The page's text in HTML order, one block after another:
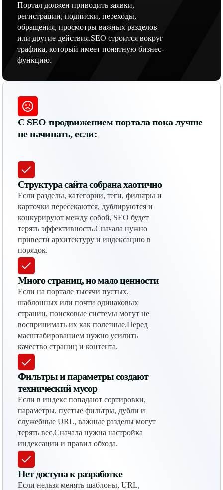
Портал должен приводить заявки,
регистрации, подписки, переходы,
обращения, просмотры важных разделов
или другие действия.SEO строится вокруг
трафика, который имеет понятную бизнес-
функцию.
С SEO-продвижением портала пока лучше
не начинать, если:
Структура сайта собрана хаотично
Если разделы, категории, теги, фильтры и
карточки пересекаются, дублируются и
конкурируют между собой, SEO будет
терять эффективность.Сначала нужно
привести архитектуру и индексацию в
порядок.
Много страниц, но мало ценности
Если на портале тысячи пустых,
шаблонных или почти одинаковых
страниц, поисковые системы могут не
воспринимать их как полезные.Перед
масштабированием нужно усилить
качество страниц и контента.
Фильтры и параметры создают
технический мусор
Если в индекс попадают сортировки,
параметры, пустые фильтры, дубли и
служебные URL, важные разделы могут
терять вес.Сначала нужна настройка
индексации и правил обхода.
Нет доступа к разработке
Если нельзя менять шаблоны, URL,